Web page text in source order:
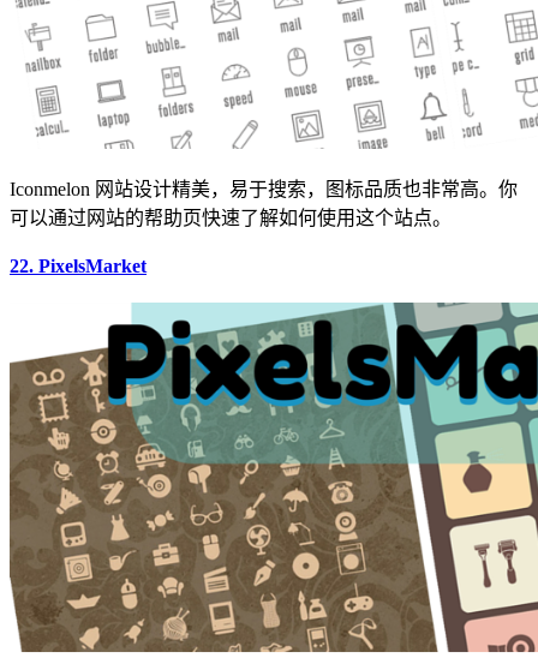
Iconmelon 网站设计精美，易于搜索，图标品质也非常高。你
可以通过网站的帮助页快速了解如何使用这个站点。
22. PixelsMarket